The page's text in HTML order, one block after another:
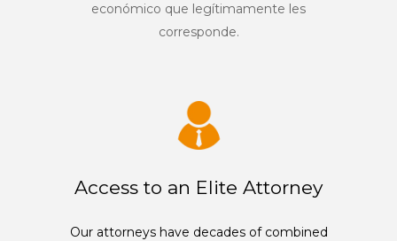
económico que legítimamente les
corresponde.
Access to an Elite Attorney
Our attorneys have decades of combined